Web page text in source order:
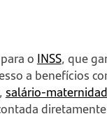
o INSS, que
a benefícios
salário-